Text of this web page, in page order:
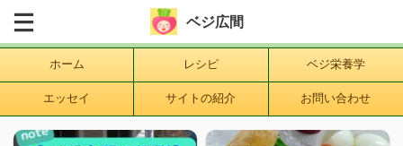
ベジ広間
ホーム レシピ ベジ栄養学
エッセイ サイトの紹介 お問い合わせ